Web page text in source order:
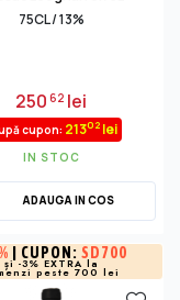
75CL / 13%
25062 lei
cupon: 21302 lei
IN STOC
ADAUGA IN COS
| CUPON: SD700
și -3% EXTRA la
peste 700 lei